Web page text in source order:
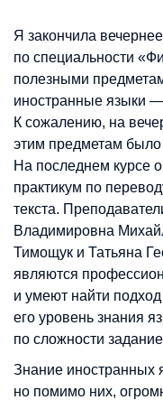
Я закончила
по специальности
полезными
иностранные языки
К сожалению, на
этим предметам было
На последнем курсе
практикум по
текста.
Владимировна
Тимощук и Татьяна
являются
и умеют найти
его уровень знания
по сложности
Знание иностранных
но помимо них,